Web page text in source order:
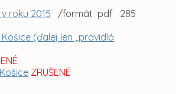
roku 2015
/formát pdf 285
(ďalej len „pravidlá
ZRUŠENÉ